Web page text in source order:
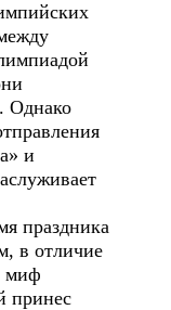
Однако
и
праздника
в отличие
миф
принес